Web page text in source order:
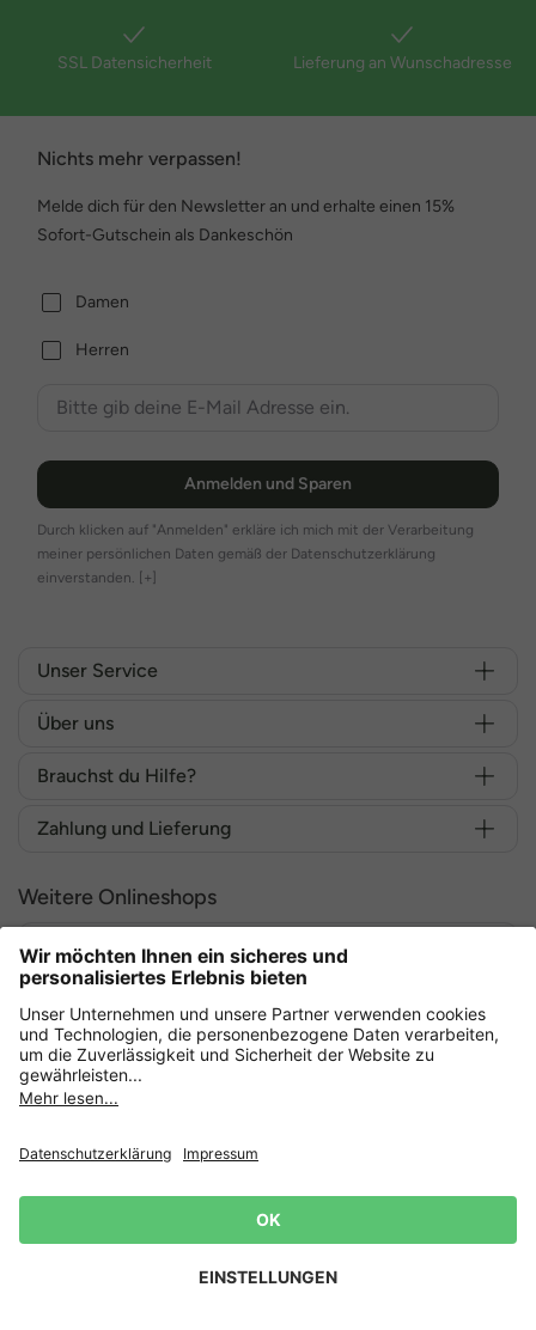
SSL Datensicherheit Lieferung an Wunschadresse
Nichts mehr verpassen!
Melde dich für den Newsletter an und erhalte einen 15%
Sofort-Gutschein als Dankeschön
Damen
Herren
Anmelden und Sparen
Durch klicken auf "Anmelden" erkläre ich mich mit der Verarbeitung
meiner persönlichen Daten gemäß der Datenschutzerklärung
einverstanden. [+]
Unser Service
Über uns
Brauchst du Hilfe?
Zahlung und Lieferung
Weitere Onlineshops
Deutschland
Sicher einkaufen mit
AGB
Lieferbedingungen
Impressum Cookie Einstellungen